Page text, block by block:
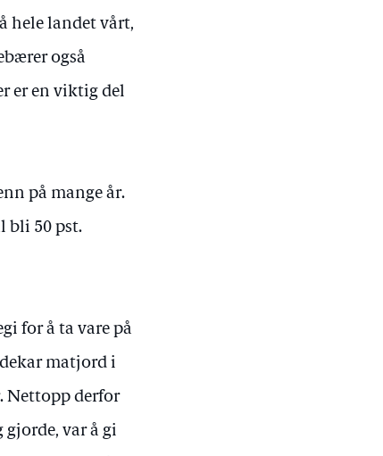
hele landet vårt,
også
er en viktig del
på mange år.
bli 50 pst.
for å ta vare på
matjord i
Nettopp derfor
gjorde, var å gi